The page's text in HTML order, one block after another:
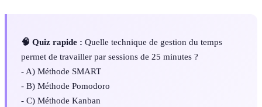
🧠 Quiz rapide : Quelle technique de gestion du temps
permet de travailler par sessions de 25 minutes ?
- A) Méthode SMART
- B) Méthode Pomodoro
- C) Méthode Kanban